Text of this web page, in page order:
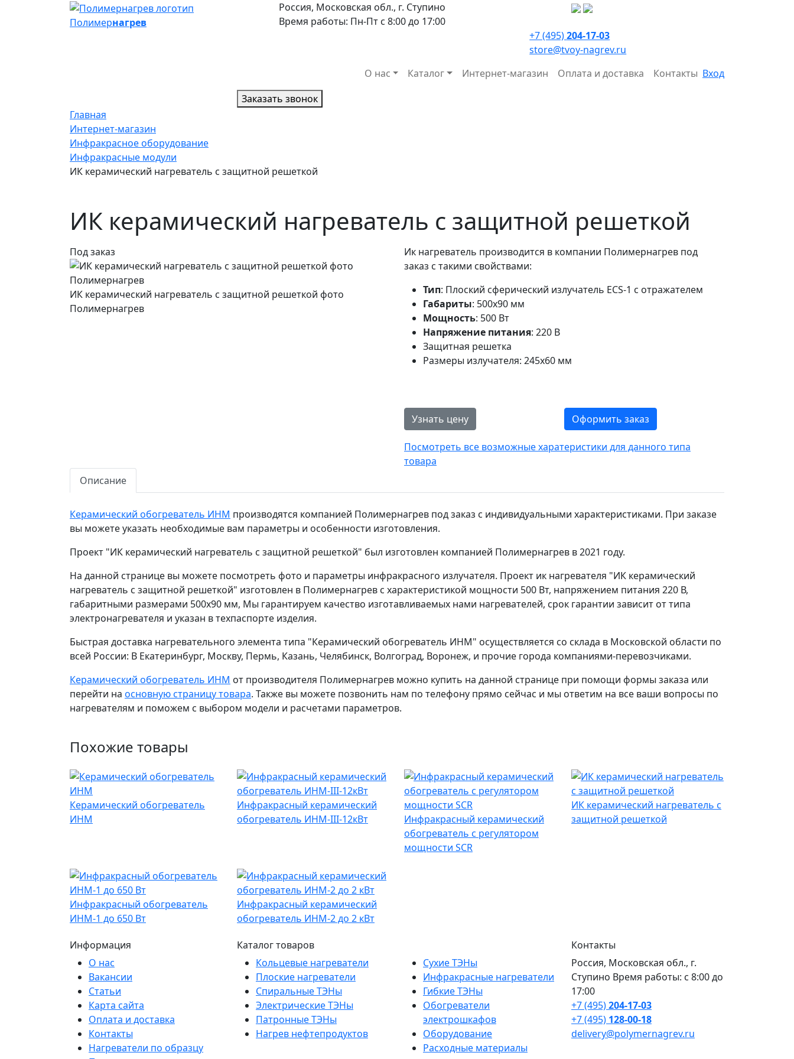
Полимернагрев
Россия, Московская обл., г. Ступино
Время работы: Пн-Пт с 8:00 до 17:00
+7 (495)204-17-03
store@tvoy-nagrev.ru
О нас
Каталог Интернет-магазин Оплата и доставка Контакты Вход
Заказать звонок
Главная
Интернет-магазин
Инфракрасное оборудование
Инфракрасные модули
ИК керамический нагреватель с защитной решеткой
ИК керамический нагреватель с защитной решеткой
Под заказ
ИК керамический нагреватель с защитной решеткой фото
Полимернагрев
Ик нагреватель производится в компании Полимернагрев под
заказ с такими свойствами:
Тип: Плоский сферический излучатель ECS-1 с отражателем
Габариты: 500х90 мм
Мощность: 500 Вт
Напряжение питания: 220 В
Защитная решетка
Размеры излучателя: 245х60 мм
Узнать цену Оформить заказ
Посмотреть все возможные харатеристики для данного типа
товара
Описание
Керамический обогреватель ИНМ производятся компанией Полимернагрев под заказ с индивидуальными характеристиками. При заказе
вы можете указать необходимые вам параметры и особенности изготовления.
Проект "ИК керамический нагреватель с защитной решеткой" был изготовлен компанией Полимернагрев в 2021 году.
На данной странице вы можете посмотреть фото и параметры инфракрасного излучателя. Проект ик нагревателя "ИК керамический
нагреватель с защитной решеткой" изготовлен в Полимернагрев с характеристикой мощности 500 Вт, напряжением питания 220 В,
габаритными размерами 500х90 мм, Мы гарантируем качество изготавливаемых нами нагревателей, срок гарантии зависит от типа
электронагревателя и указан в техпаспорте изделия.
Быстрая доставка нагревательного элемента типа "Керамический обогреватель ИНМ" осуществляется со склада в Московской области по
всей России: В Екатеринбург, Москву, Пермь, Казань, Челябинск, Волгоград, Воронеж, и прочие города компаниями-перевозчиками.
Керамический обогреватель ИНМ от производителя Полимернагрев можно купить на данной странице при помощи формы заказа или
перейти на основную страницу товара. Также вы можете позвонить нам по телефону прямо сейчас и мы ответим на все ваши вопросы по
нагревателям и поможем с выбором модели и расчетами параметров.
Похожие товары
Керамический обогреватель
ИНМ
Инфракрасный керамический
обогреватель ИНМ-III-12кВт
Инфракрасный керамический
обогреватель с регулятором
мощности SCR
ИК керамический нагреватель с
защитной решеткой
Инфракрасный обогреватель
ИНМ-1 до 650 Вт
Инфракрасный керамический
обогреватель ИНМ-2 до 2 кВт
Информация
О нас
Вакансии
Статьи
Карта сайта
Оплата и доставка
Контакты
Нагреватели по образцу
Каталог товаров
Кольцевые нагреватели
Плоские нагреватели
Спиральные ТЭНы
Электрические ТЭНы
Патронные ТЭНы
Нагрев нефтепродуктов
Сухие ТЭНы
Инфракрасные нагреватели
Гибкие ТЭНы
Обогреватели
электрошкафов
Оборудование
Расходные материалы
Контакты
Россия, Московская обл., г.
Ступино Время работы: с 8:00 до
17:00
+7 (495)204-17-03
+7 (495) 128-00-18
delivery@polymernagrev.ru